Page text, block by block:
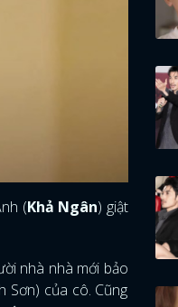
(Khả Ngân) giật
nhà nhà mới bảo
Sơn) của cô. Cũng